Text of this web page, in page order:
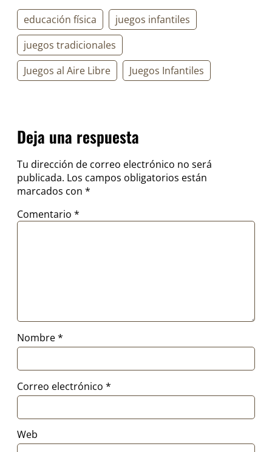
educación física
juegos infantiles
juegos tradicionales
Juegos al Aire Libre
Juegos Infantiles
Deja una respuesta
Tu dirección de correo electrónico no será
publicada. Los campos obligatorios están
marcados con *
Comentario *
Nombre*
Correo electrónico *
Web